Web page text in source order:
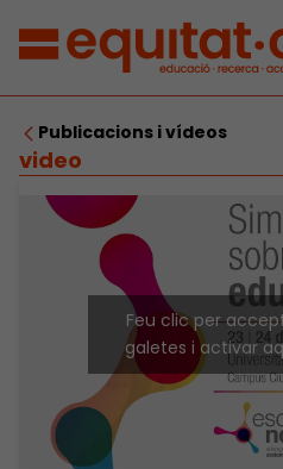
Publicacions i vídeos
video
Feu clic per
galetes i activar